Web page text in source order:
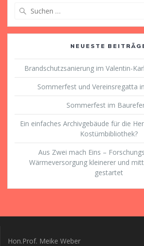
NEUESTE
Brandschutzsanierung im Valentin-
Sommerfest und Vereinsregatta
Sommerfest im
Ein einfaches Archivgebäude für die
Kostümbibliothek?
Aus Zwei mach Eins –
Wärmeversorgung kleinerer und
gestartet
Hon.Prof. Meike Weber